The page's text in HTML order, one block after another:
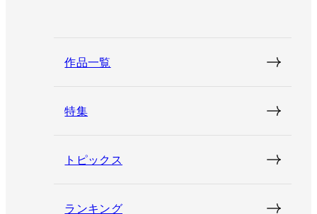
作品一覧
特集
トピックス
ランキング